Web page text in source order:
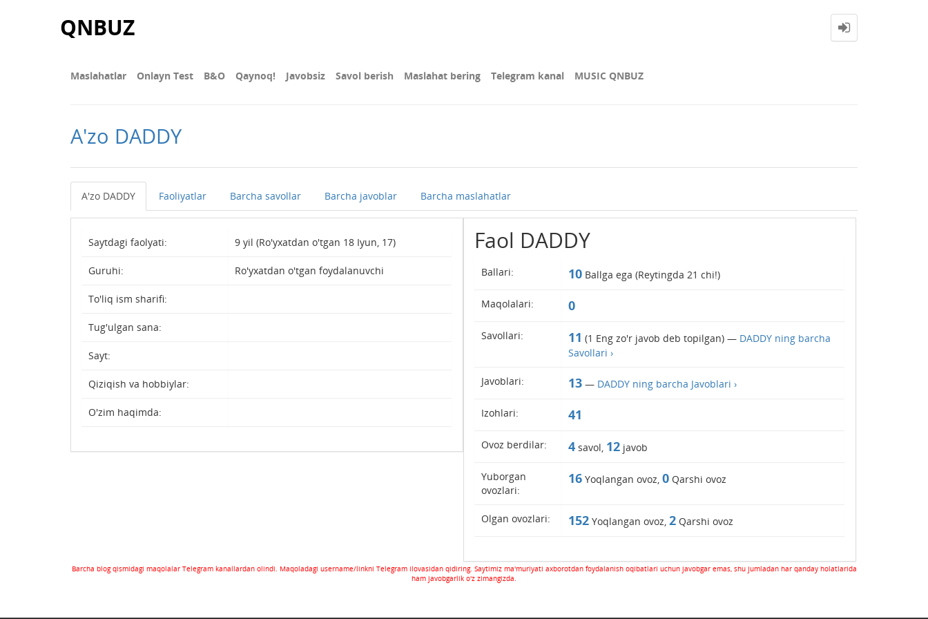
QNBUZ
Maslahatlar Onlayn Test В&О Qaynoq! Javobsiz Savol berish Maslahat bering Telegram kanal MUSIC QNBUZ
A'zo DADDY
A'zo DADDY Faoliyatlar Barcha savollar Barcha javoblar Barcha maslahatlar
Saytdagi faolyati: 9 yil (Ro'yxatdan o'tgan 18 Iyun, 17)
Guruhi: Ro'yxatdan o'tgan foydalanuvchi
To'liq ism sharifi:
Tug'ulgan sana:
Sayt:
Qiziqish va hobbiylar:
O'zim haqimda:
Faol DADDY
Ballari: 10Ballga ega (Reytingda 21 chi!)
Maqolalari: 0
Savollari: 11 (1 Eng zo'r javob deb topilgan) — DADDY ning barcha
Savollari ›
Javoblari: 13— DADDY ning barcha Javoblari ›
Izohlari: 41
Ovoz berdilar: 4savol, 12javob
Yuborgan
ovozlari:
16Yoqlangan ovoz, 0Qarshi ovoz
Olgan ovozlari: 152Yoqlangan ovoz, 2Qarshi ovoz
Barcha blog qismidagi maqolalar Telegram kanallardan olindi. Maqoladagi username/linkni Telegram ilovasidan qidiring. Saytimiz ma'muriyati axborotdan foydalanish oqibatlari uchun javobgar emas, shu jumladan har qanday holatlarida
ham javobgarlik o'z zimangizda.